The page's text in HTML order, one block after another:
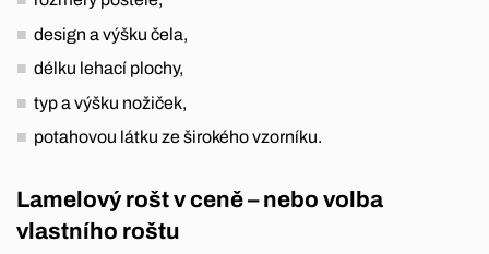
design a výšku čela,
délku lehací plochy,
typ a výšku nožiček,
potahovou látku ze širokého vzorníku.
Lamelový rošt v ceně – nebo volba
vlastního roštu